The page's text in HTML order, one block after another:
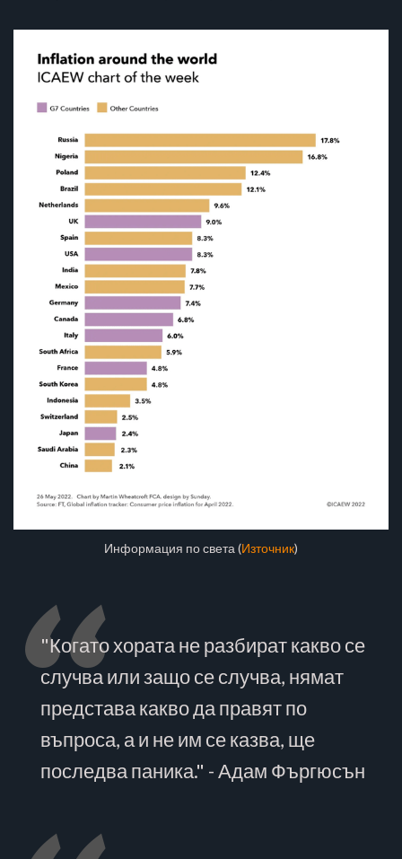
Информация по света (Източник)
"Когато хората не разбират какво се
случва или защо се случва, нямат
представа какво да правят по
въпроса, а и не им се казва, ще
последва паника." - Адам Фъргюсън